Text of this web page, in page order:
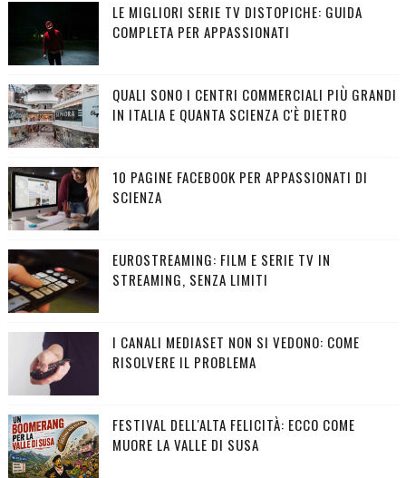
LE MIGLIORI SERIE TV DISTOPICHE: GUIDA
COMPLETA PER APPASSIONATI
QUALI SONO I CENTRI COMMERCIALI PIÙ GRANDI
IN ITALIA E QUANTA SCIENZA C'È DIETRO
10 PAGINE FACEBOOK PER APPASSIONATI DI
SCIENZA
EUROSTREAMING: FILM E SERIE TV IN
STREAMING, SENZA LIMITI
I CANALI MEDIASET NON SI VEDONO: COME
RISOLVERE IL PROBLEMA
FESTIVAL DELL'ALTA FELICITÀ: ECCO COME
MUORE LA VALLE DI SUSA